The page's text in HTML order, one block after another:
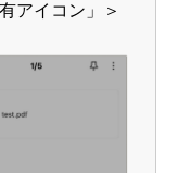
アイコン」＞